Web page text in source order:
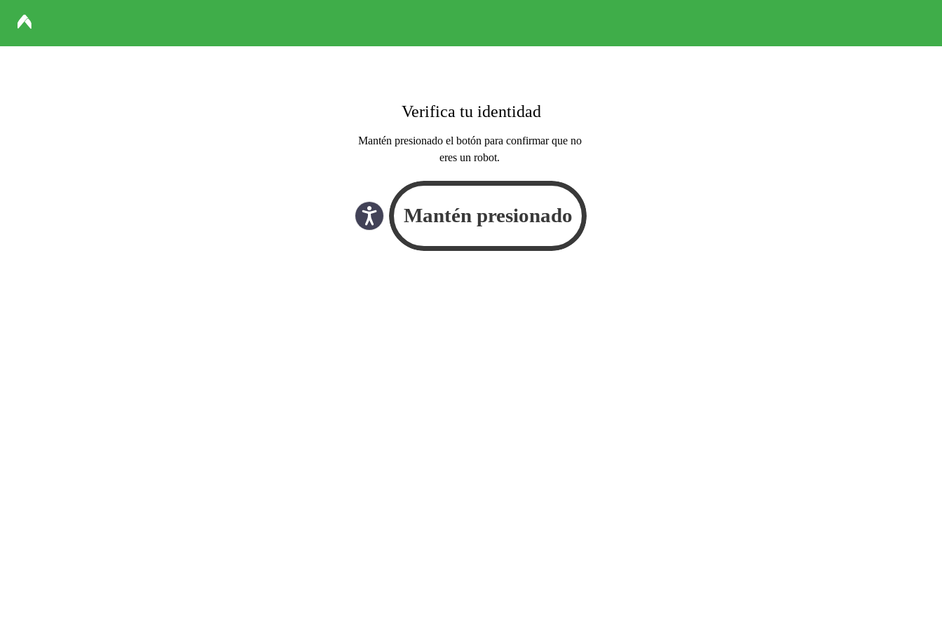
Verifica tu identidad
Mantén presionado el botón para confirmar que no
eres un robot.